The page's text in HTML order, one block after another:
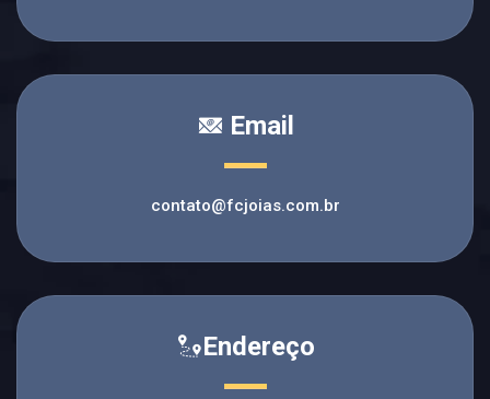
Email
contato@fcjoias.com.br
Endereço